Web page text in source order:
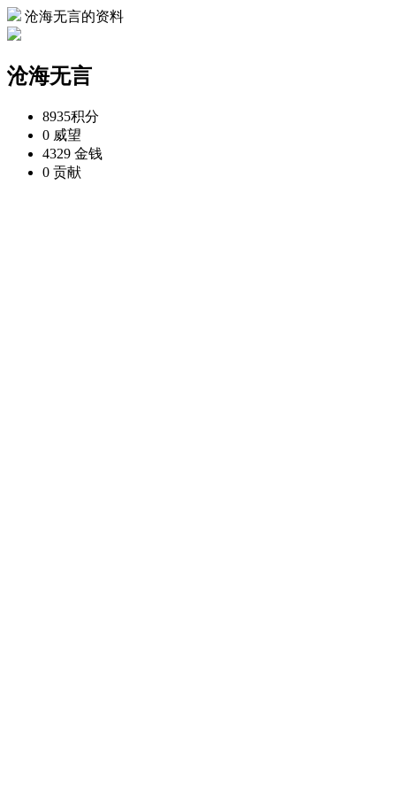
沧海无言的资料
沧海无言
8935积分
0 威望
4329 金钱
0 贡献